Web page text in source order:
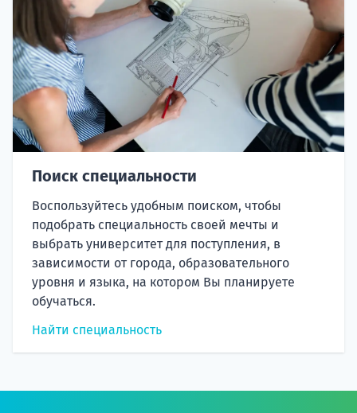
Поиск специальности
Воспользуйтесь удобным поиском, чтобы
подобрать специальность своей мечты и
выбрать университет для поступления, в
зависимости от города, образовательного
уровня и языка, на котором Вы планируете
обучаться.
Найти специальность